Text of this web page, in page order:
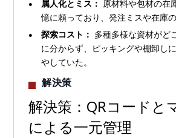
属人化とミス： 原材料や包材の在
憶に頼っており、発注ミスや在庫
探索コスト： 多種多様な資材がど
に分からず、ピッキングや棚卸し
やしていた。
解決策
解決策：QRコードと
による一元管理